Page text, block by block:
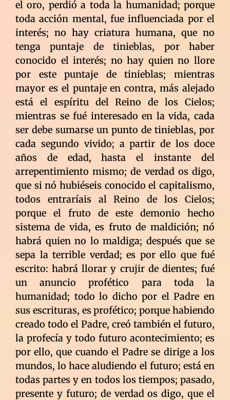
el oro, perdió a toda la humanidad; porque
toda acción mental, fue influenciada por el
interés; no hay criatura humana, que no
tenga puntaje de tinieblas, por haber
conocido el interés; no hay quien no llore
por este puntaje de tinieblas; mientras
mayor es el puntaje en contra, más alejado
está el espíritu del Reino de los Cielos;
mientras se fué interesado en la vida, cada
ser debe sumarse un punto de tinieblas, por
cada segundo vivido; a partir de los doce
años de edad, hasta el instante del
arrepentimiento mismo; de verdad os digo,
que si nó hubiéseis conocido el capitalismo,
todos entraríais al Reino de los Cielos;
porque el fruto de este demonio hecho
sistema de vida, es fruto de maldición; nó
habrá quien no lo maldiga; después que se
sepa la terrible verdad; es por ello que fué
escrito: habrá llorar y crujir de dientes; fué
un anuncio profético para toda la
humanidad; todo lo dicho por el Padre en
sus escrituras, es profético; porque habiendo
creado todo el Padre, creó también el futuro,
la profecía y todo futuro acontecimiento; es
por ello, que cuando el Padre se dirige a los
mundos, lo hace aludiendo el futuro; está en
todas partes y en todos los tiempos; pasado,
presente y futuro; de verdad os digo, que el